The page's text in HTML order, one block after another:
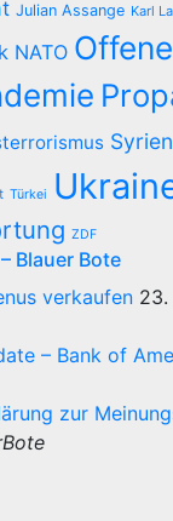
Julian Assange Karl
NATO
Syrien
Türkei
ZDF
Blauer Bote
verkaufen
– Bank of
zur